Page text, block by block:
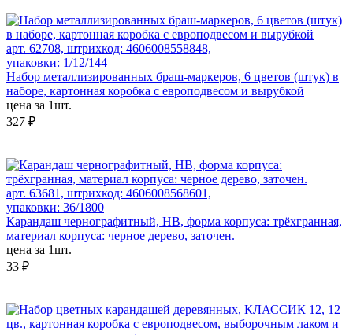
арт. 62708, штрихкод: 4606008558848,
упаковки: 1/12/144
Набор металлизированных браш-маркеров, 6 цветов (штук) в
наборе, картонная коробка с европодвесом и вырубкой
цена за 1шт.
327 ₽
арт. 63681, штрихкод: 4606008568601,
упаковки: 36/1800
Карандаш чернографитный, HB, форма корпуса: трёхгранная,
материал корпуса: черное дерево, заточен.
цена за 1шт.
33 ₽